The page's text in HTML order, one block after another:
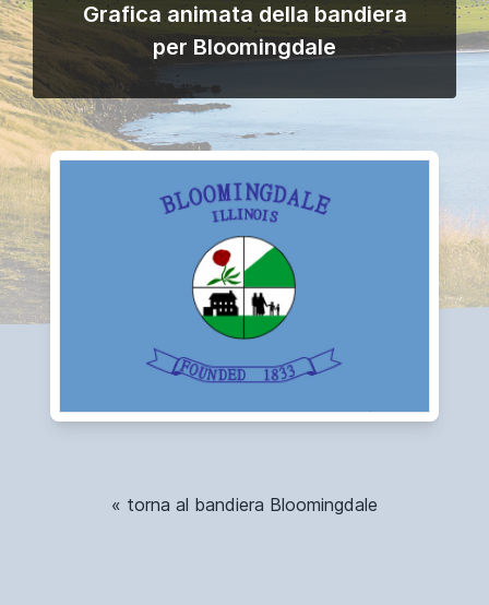
Grafica animata della bandiera
per Bloomingdale
« torna al bandiera Bloomingdale